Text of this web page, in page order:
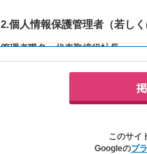
2.個人情報保護管理者（若し
管理者職名：代表取締役社長
連絡先：privacy@balleggs.co.jp
（2）ご相談の対応（本人への連絡
（3）当サイトの各種サービスお
このサイ
Googleのプ